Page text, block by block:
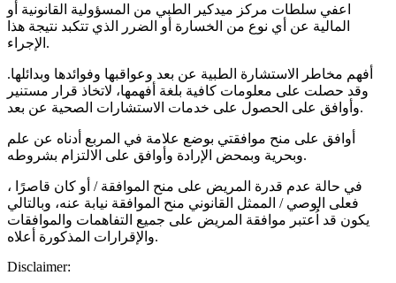
اعفي سلطات مركز ميدكير الطبي من المسؤولية القانونية أو
المالية عن أي نوع من الخسارة أو الضرر الذي تتكبد نتيجة هذا
الإجراء.
أفهم مخاطر الاستشارة الطبية عن بعد وعواقبها وفوائدها وبدائلها.
وقد حصلت على معلومات كافية بلغة أفهمها، لاتخاذ قرار مستنير
وأوافق على الحصول على خدمات الاستشارات الصحية عن بعد.
أوافق على منح موافقتي بوضع علامة في المربع أدناه عن علم
وبحرية وبمحض الإرادة وأوافق على الالتزام بشروطه.
في حالة عدم قدرة المريض على منح الموافقة / أو كان قاصرًا ،
فعلى الوصي / الممثل القانوني منح الموافقة نيابة عنه، وبالتالي
يكون قد اُعتبر موافقة المريض على جميع التفاهمات والموافقات
والإقرارات المذكورة أعلاه.
Disclaimer: